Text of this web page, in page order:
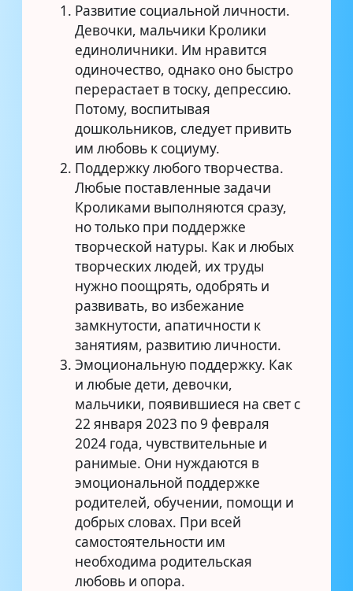
Развитие социальной личности.
Девочки, мальчики Кролики
единоличники. Им нравится
одиночество, однако оно быстро
перерастает в тоску, депрессию.
Потому, воспитывая
дошкольников, следует привить
им любовь к социуму.
Поддержку любого творчества.
Любые поставленные задачи
Кроликами выполняются сразу,
но только при поддержке
творческой натуры. Как и любых
творческих людей, их труды
нужно поощрять, одобрять и
развивать, во избежание
замкнутости, апатичности к
занятиям, развитию личности.
Эмоциональную поддержку. Как
и любые дети, девочки,
мальчики, появившиеся на свет с
22 января 2023 по 9 февраля
2024 года, чувствительные и
ранимые. Они нуждаются в
эмоциональной поддержке
родителей, обучении, помощи и
добрых словах. При всей
самостоятельности им
необходима родительская
любовь и опора.